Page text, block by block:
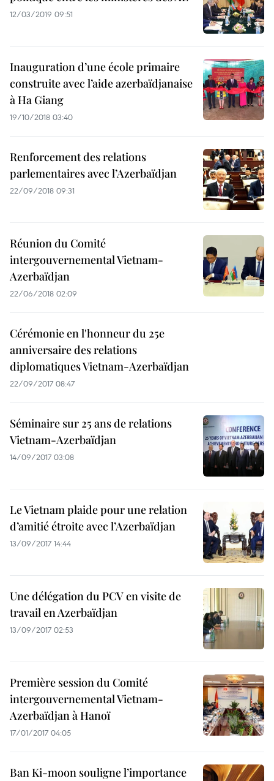
12/03/2019 09:51
Inauguration d’une école primaire
construite avec l’aide azerbaïdjanaise
à Ha Giang
19/10/2018 03:40
Renforcement des relations
parlementaires avec l’Azerbaïdjan
22/09/2018 09:31
Réunion du Comité
intergouvernemental Vietnam-
Azerbaïdjan
22/06/2018 02:09
Cérémonie en l'honneur du 25e
anniversaire des relations
diplomatiques Vietnam-Azerbaïdjan
22/09/2017 08:47
Séminaire sur 25 ans de relations
Vietnam-Azerbaïdjan
14/09/2017 03:08
Le Vietnam plaide pour une relation
d’amitié étroite avec l’Azerbaïdjan
13/09/2017 14:44
Une délégation du PCV en visite de
travail en Azerbaïdjan
13/09/2017 02:53
Première session du Comité
intergouvernemental Vietnam-
Azerbaïdjan à Hanoï
17/01/2017 04:05
Ban Ki-moon souligne l’importance